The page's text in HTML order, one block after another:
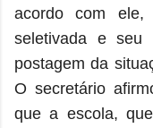
acordo com
seletivada e seu
postagem da
O secretário
que a escola,